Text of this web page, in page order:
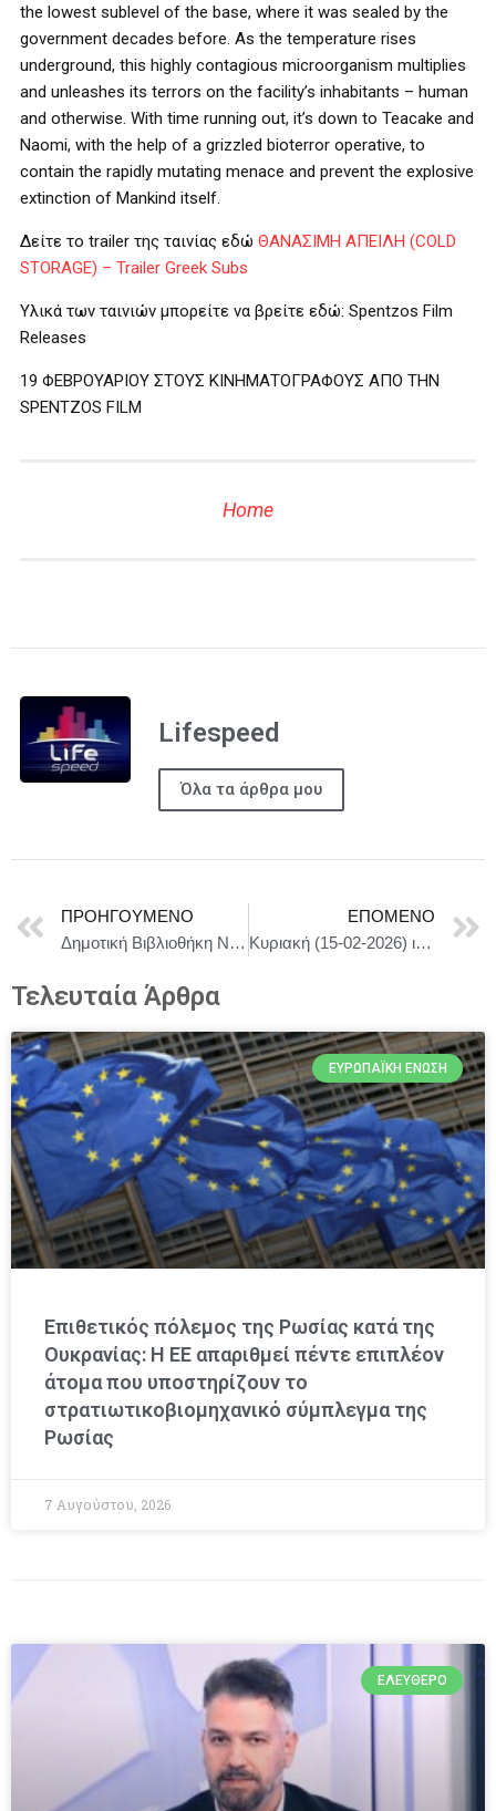
the lowest sublevel of the base, where it was sealed by the
government decades before. As the temperature rises
underground, this highly contagious microorganism multiplies
and unleashes its terrors on the facility’s inhabitants – human
and otherwise. With time running out, it’s down to Teacake and
Naomi, with the help of a grizzled bioterror operative, to
contain the rapidly mutating menace and prevent the explosive
extinction of Mankind itself.
Δείτε το trailer της ταινίας εδώ ΘΑΝΑΣΙΜΗ ΑΠΕΙΛΗ (COLD
STORAGE) – Trailer Greek Subs
Υλικά των ταινιών μπορείτε να βρείτε εδώ: Spentzos Film
Releases
19 ΦΕΒΡΟΥΑΡΙΟΥ ΣΤΟΥΣ ΚΙΝΗΜΑΤΟΓΡΑΦΟΥΣ ΑΠΟ ΤΗΝ
SPENTZOS FILM
Home
Lifespeed
Όλα τα άρθρα μου
ΠΡΟΗΓΟΎΜΕΝΟ
Δημοτική Βιβλιοθήκη Νίκαιας: 2ο Πρόγραμμα Φιλαναγνωσίας Βιβλιοσκώληκες που διοργανώνεται για όλα τα Δημοτικά Σχολεία του Δήμου Νίκαιας-Αγ. Ι. Ρέντη.
ΕΠΌΜΕΝΟ
Κυριακή (15-02-2026) ισχυρές βροχές και καταιγίδες με πολύ ενισχυμένους ανέμους
Τελευταία Άρθρα
ΕΥΡΩΠΑΪΚΉ ΈΝΩΣΗ
Επιθετικός πόλεμος της Ρωσίας κατά της
Ουκρανίας: Η ΕΕ απαριθμεί πέντε επιπλέον
άτομα που υποστηρίζουν το
στρατιωτικοβιομηχανικό σύμπλεγμα της
Ρωσίας
7 Αυγούστου, 2026
ΕΛΕΎΘΕΡΟ